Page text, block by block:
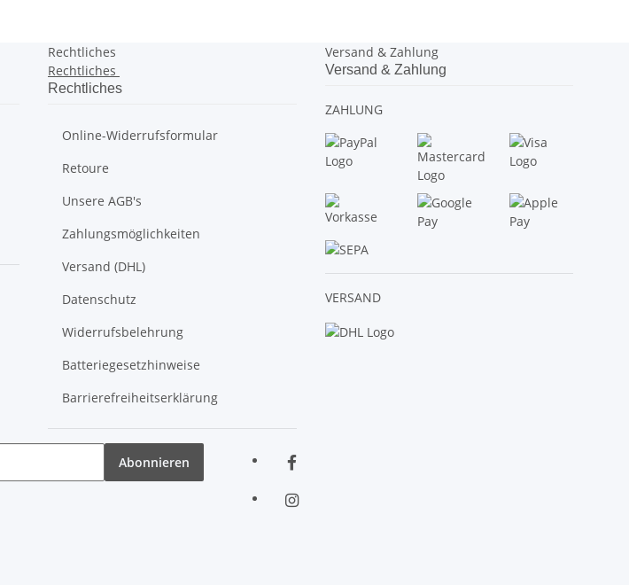
Rechtliches
Rechtliches
Rechtliches
Online-Widerrufsformular
Retoure
Unsere AGB's
Zahlungsmöglichkeiten
Versand (DHL)
Datenschutz
Widerrufsbelehrung
Batteriegesetzhinweise
Barrierefreiheitserklärung
Versand & Zahlung
Versand & Zahlung
ZAHLUNG
VERSAND
Abonnieren